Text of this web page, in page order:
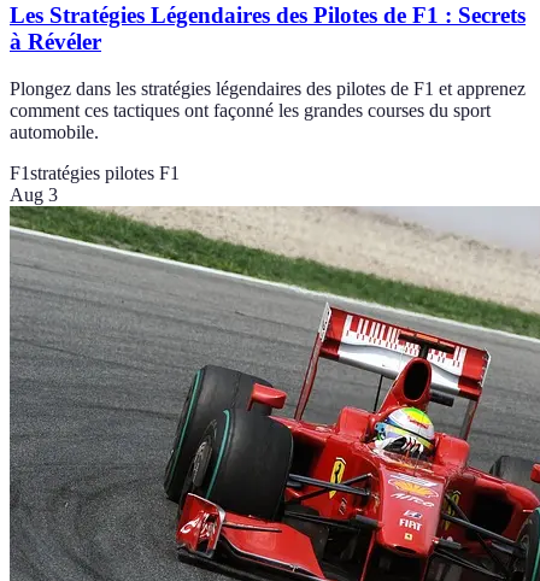
Les Stratégies Légendaires des Pilotes de F1 : Secrets
à Révéler
Plongez dans les stratégies légendaires des pilotes de F1 et apprenez
comment ces tactiques ont façonné les grandes courses du sport
automobile.
F1stratégies pilotes F1
Aug 3